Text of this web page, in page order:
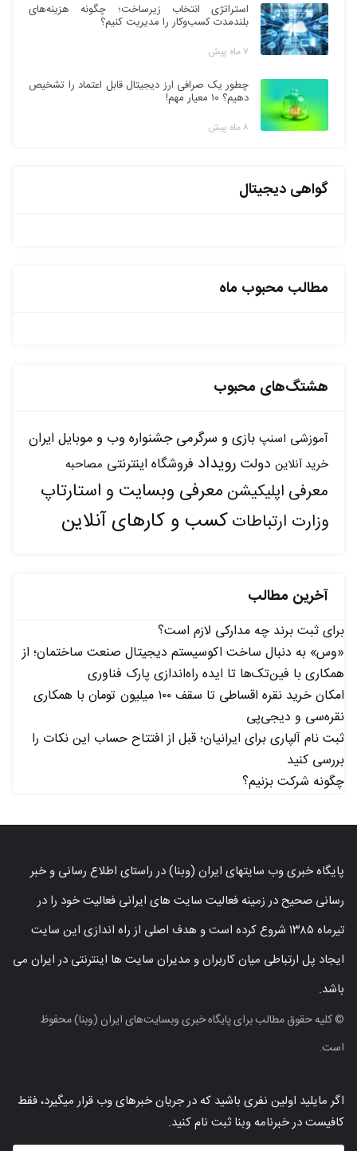
استراتژی انتخاب زیرساخت؛ چگونه هزینه‌های
بلندمدت کسب‌وکار را مدیریت کنیم؟
۷ ماه پیش
چطور یک صرافی ارز دیجیتال قابل اعتماد را تشخیص
دهیم؟ ۱۰ معیار مهم!
۸ ماه پیش
گواهی دیجیتال
مطالب محبوب ماه
هشتگ‌های محبوب
آموزشی اسنپ بازی و سرگرمی جشنواره وب و موبایل ایران
خرید آنلاین دولت رویداد فروشگاه اینترنتی مصاحبه
معرفی اپلیکیشن معرفی وبسایت و استارتاپ
وزارت ارتباطاتکسب و کارهای آنلاین
آخرین مطالب
برای ثبت برند چه مدارکی لازم است؟
«وس» به دنبال ساخت اکوسیستم دیجیتال صنعت ساختمان؛ از
همکاری با فین‌تک‌ها تا ایده راه‌اندازی پارک فناوری
امکان خرید نقره اقساطی تا سقف ۱۰۰ میلیون تومان با همکاری
نقره‌سی و دیجی‌پی
ثبت نام آلپاری برای ایرانیان؛ قبل از افتتاح حساب این نکات را
بررسی کنید
چگونه شرکت بزنیم؟
پایگاه خبری وب سایتهای ایران (وبنا) در راستای اطلاع رسانی و خبر
رسانی صحیح در زمینه فعالیت سایت های ایرانی فعالیت خود را در
تیرماه ۱۳۸۵ شروع کرده است و هدف اصلی از راه اندازی این سایت
ایجاد پل ارتباطی میان کاربران و مدیران سایت ها اینترنتی در ایران می
باشد.
© کلیه حقوق مطالب برای پایگاه خبری وبسایت‌های ایران (وبنا) محفوظ
است.
اگر مایلید اولین نفری باشید که در جریان خبرهای وب قرار میگیرد، فقط
کافیست در خبرنامه وبنا ثبت نام کنید.